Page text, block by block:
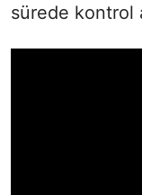
sürede kontrol